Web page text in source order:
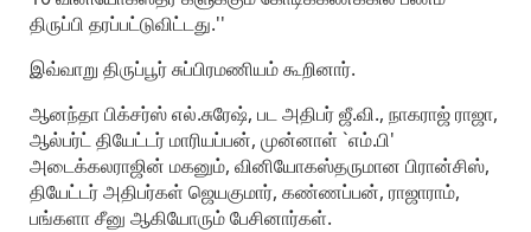
திருப்பி தரப்பட்டுவிட்டது.''
இவ்வாறு திருப்பூர் சுப்பிரமணியம் கூறினார்.
ஆனந்தா பிக்சர்ஸ் எல்.சுரேஷ், பட அதிபர் ஜீ.வி., நாகராஜ் ராஜா,
ஆல்பர்ட் தியேட்டர் மாரியப்பன், முன்னாள் `எம்.பி'
அடைக்கலராஜின் மகனும், வினியோகஸ்தருமான பிரான்சிஸ்,
தியேட்டர் அதிபர்கள் ஜெயகுமார், கண்ணப்பன், ராஜாராம்,
பங்களா சீனு ஆகியோரும் பேசினார்கள்.